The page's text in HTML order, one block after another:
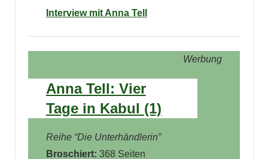
Interview mit Anna Tell
Werbung
Anna Tell: Vier
Tage in Kabul (1)
Reihe “Die Unterhändlerin”
Broschiert: 368 Seiten